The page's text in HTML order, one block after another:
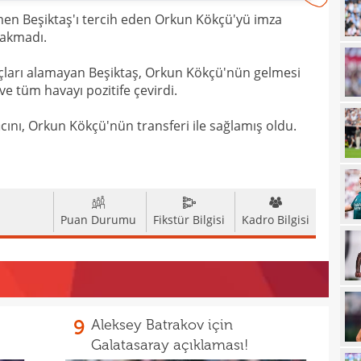
Beşiktaş'ı tercih eden Orkun Kökçü'yü imza
alamayan Beşiktaş, Orkun Kökçü'nün gelmesi
tüm havayı pozitife çevirdi.
Orkun Kökçü'nün transferi ile sağlamış oldu.
Puan Durumu Fikstür Bilgisi Kadro Bilgisi
9 Aleksey Batrakov için
Galatasaray açıklaması!